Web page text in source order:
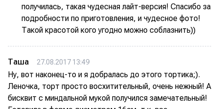
получилась, такая чудесная лайт-версия! Спасибо за
подробности по приготовления, и чудесное фото!
Такой красотой кого угодно можно соблазнить))
Таша 27.08.2017 13:49
Ну, вот наконец-то и я добралась до этого тортика;).
Леночка, торт просто восхитительный, очень нежный! А
бисквит с миндальной мукой получился замечательный!